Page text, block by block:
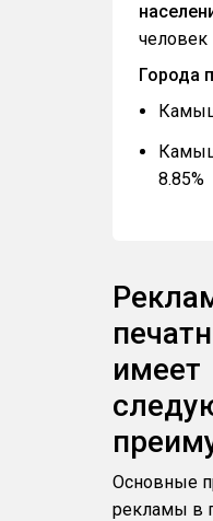
человек
Города
8.85%
имеет
Основные
рекламы в